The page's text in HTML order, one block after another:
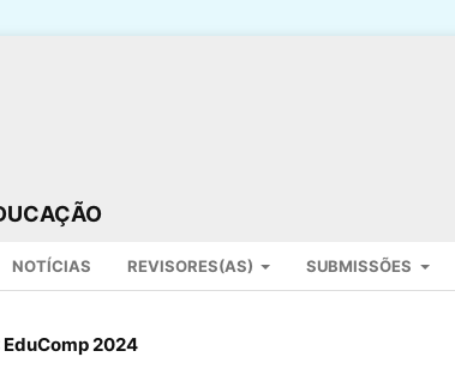
NOTÍCIAS REVISORES(AS) SUBMISSÕES
2024